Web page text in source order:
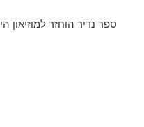
ספר נדיר הוחזר למוזיאון